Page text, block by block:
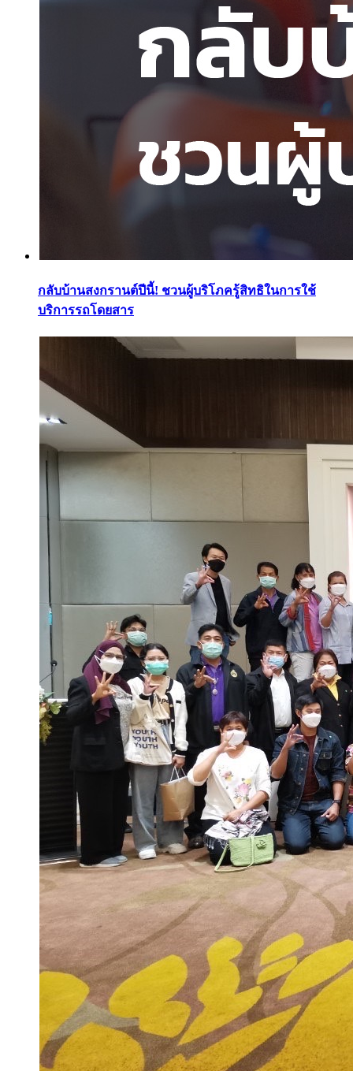
กลับบ้านสงกรานต์ปีนี้! ชวนผู้บริโภครู้สิทธิในการใช้
บริการรถโดยสาร